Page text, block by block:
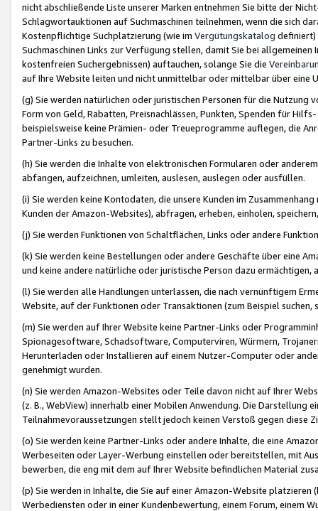
nicht abschließende Liste unserer Marken entnehmen Sie bitte der
Schlagwortauktionen auf Suchmaschinen teilnehmen, wenn die sich
Kostenpflichtige Suchplatzierung (wie im Vergütungskatalog definiert)
Suchmaschinen Links zur Verfügung stellen, damit Sie bei
kostenfreien Suchergebnissen) auftauchen, solange Sie die
auf Ihre Website leiten und nicht unmittelbar oder mittelbar über eine
(g) Sie werden natürlichen oder juristischen Personen für die Nutzung
Form von Geld, Rabatten, Preisnachlässen, Punkten, Spenden für
beispielsweise keine Prämien- oder Treueprogramme auflegen, die
Partner-Links zu besuchen.
(h) Sie werden die Inhalte von elektronischen Formularen oder
abfangen, aufzeichnen, umleiten, auslesen, auslegen oder ausfüllen.
(i) Sie werden keine Kontodaten, die unsere Kunden im
Kunden der Amazon-Websites), abfragen, erheben, einholen,
(j) Sie werden Funktionen von Schaltflächen, Links oder andere
(k) Sie werden keine Bestellungen oder andere Geschäfte über eine
und keine andere natürliche oder juristische Person dazu
(l) Sie werden alle Handlungen unterlassen, die nach vernünftigem
Website, auf der Funktionen oder Transaktionen (zum Beispiel
(m) Sie werden auf Ihrer Website keine Partner-Links oder
Spionagesoftware, Schadsoftware, Computerviren, Würmern,
Herunterladen oder Installieren auf einem Nutzer-Computer oder
genehmigt wurden.
(n) Sie werden Amazon-Websites oder Teile davon nicht auf Ihrer
(z. B., WebView) innerhalb einer Mobilen Anwendung. Die Darstellung
Teilnahmevoraussetzungen stellt jedoch keinen Verstoß gegen diese
(o) Sie werden keine Partner-Links oder andere Inhalte, die eine
Werbeseiten oder Layer-Werbung einstellen oder bereitstellen, mit
bewerben, die eng mit dem auf Ihrer Website befindlichen Material
(p) Sie werden in Inhalte, die Sie auf einer Amazon-Website
Werbediensten oder in einer Kundenbewertung, einem Forum, einem